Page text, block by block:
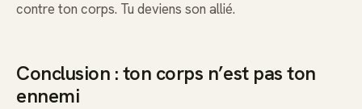
contre ton corps. Tu deviens son allié.
Conclusion : ton corps n’est pas ton
ennemi